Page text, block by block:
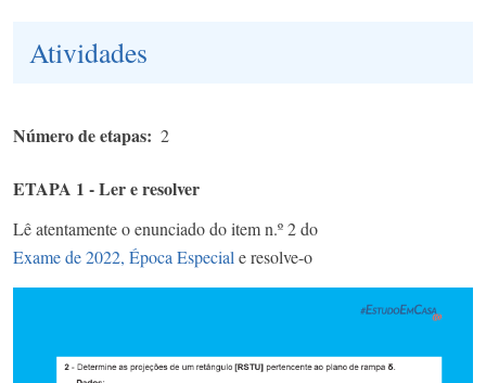
Atividades
Número de etapas 2
ETAPA 1 - Ler e resolver
Lê atentamente o enunciado do item n.º 2 do
Exame de 2022, Época Especial e resolve-o